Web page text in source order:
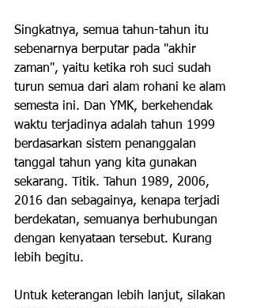
Singkatnya, semua tahun-tahun itu
sebenarnya berputar pada "akhir
zaman", yaitu ketika roh suci sudah
turun semua dari alam rohani ke alam
semesta ini. Dan YMK, berkehendak
waktu terjadinya adalah tahun 1999
berdasarkan sistem penanggalan
tanggal tahun yang kita gunakan
sekarang. Titik. Tahun 1989, 2006,
2016 dan sebagainya, kenapa terjadi
berdekatan, semuanya berhubungan
dengan kenyataan tersebut. Kurang
lebih begitu.
Untuk keterangan lebih lanjut, silakan